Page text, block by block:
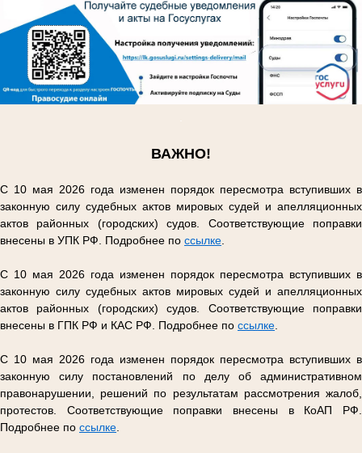
ВАЖНО!
С 10 мая 2026 года изменен порядок пересмотра вступивших в
законную силу судебных актов мировых судей и апелляционных
актов районных (городских) судов. Соответствующие поправки
внесены в УПК РФ. Подробнее по ссылке
С 10 мая 2026 года изменен порядок пересмотра вступивших в
законную силу судебных актов мировых судей и апелляционных
актов районных (городских) судов. Соответствующие поправки
внесены в ГПК РФ и КАС РФ. Подробнее по ссылке
С 10 мая 2026 года изменен порядок пересмотра вступивших в
законную силу постановлений по делу об административном
правонарушении, решений по результатам рассмотрения жалоб,
протестов. Соответствующие поправки внесены в КоАП РФ.
Подробнее по ссылке